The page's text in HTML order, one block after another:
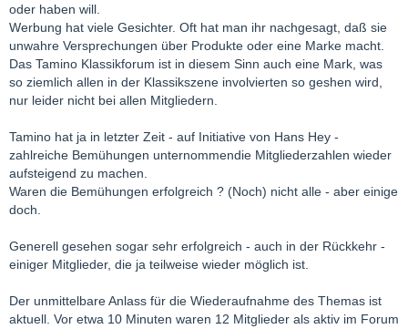
oder haben will.
Werbung hat viele Gesichter. Oft hat man ihr nachgesagt, daß sie
unwahre Versprechungen über Produkte oder eine Marke macht.
Das Tamino Klassikforum ist in diesem Sinn auch eine Mark, was
so ziemlich allen in der Klassikszene involvierten so geshen wird,
nur leider nicht bei allen Mitgliedern.
Tamino hat ja in letzter Zeit - auf Initiative von Hans Hey -
zahlreiche Bemühungen unternommendie Mitgliederzahlen wieder
aufsteigend zu machen.
Waren die Bemühungen erfolgreich ? (Noch) nicht alle - aber einige
doch.
Generell gesehen sogar sehr erfolgreich - auch in der Rückkehr -
einiger Mitglieder, die ja teilweise wieder möglich ist.
Der unmittelbare Anlass für die Wiederaufnahme des Themas ist
aktuell. Vor etwa 10 Minuten waren 12 Mitglieder als aktiv im Forum